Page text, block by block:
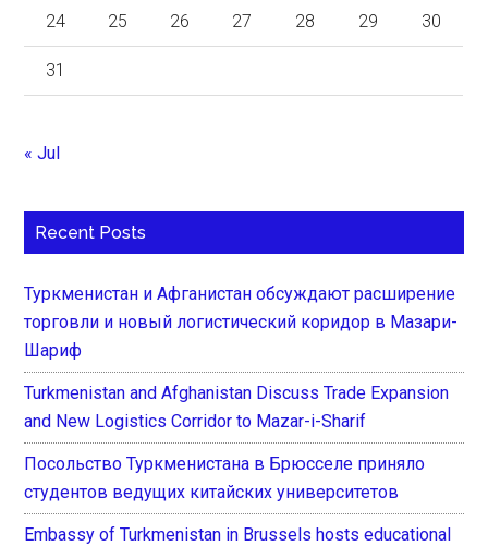
24 25 26 27 28 29 30
31
« Jul
Recent Posts
Туркменистан и Афганистан обсуждают расширение
торговли и новый логистический коридор в Мазари-
Шариф
Turkmenistan and Afghanistan Discuss Trade Expansion
and New Logistics Corridor to Mazar-i-Sharif
Посольство Туркменистана в Брюсселе приняло
студентов ведущих китайских университетов
Embassy of Turkmenistan in Brussels hosts educational